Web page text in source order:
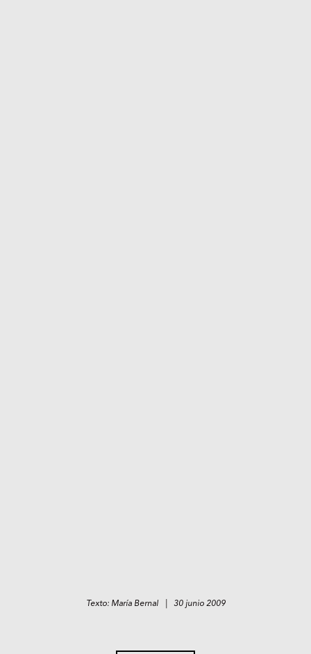
Texto: María Bernal | 30 junio 2009